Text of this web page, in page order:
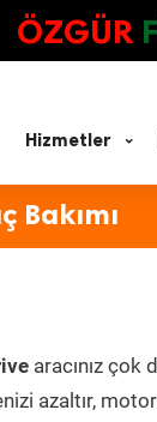
ÖZGÜR
Hizmetler
Bakımı
aracınız çok
azaltır,